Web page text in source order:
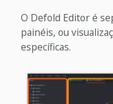
O Defold Editor é
painéis, ou
específicas.